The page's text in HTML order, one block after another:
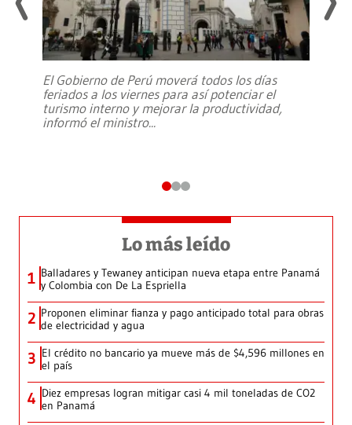
El Gobierno de Perú moverá todos los días
feriados a los viernes para así potenciar el
turismo interno y mejorar la productividad,
informó el ministro...
Lo más leído
1 Balladares y Tewaney anticipan nueva etapa entre Panamá
y Colombia con De La Espriella
2 Proponen eliminar fianza y pago anticipado total para obras
de electricidad y agua
3 El crédito no bancario ya mueve más de $4,596 millones en
el país
4 Diez empresas logran mitigar casi 4 mil toneladas de CO2
en Panamá